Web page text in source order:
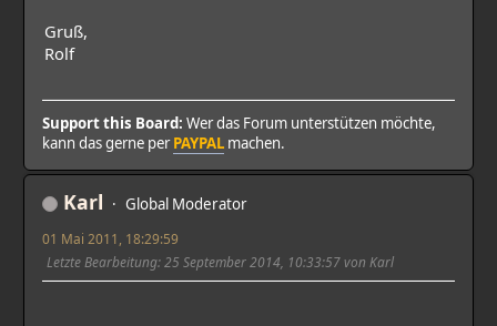
Gruß,
Rolf
Support this Board: Wer das Forum unterstützen möchte,
kann das gerne perPAYPAL machen.
Karl Global Moderator
01 Mai 2011, 18:29:59
Letzte Bearbeitung: 25 September 2014, 10:33:57 von Karl